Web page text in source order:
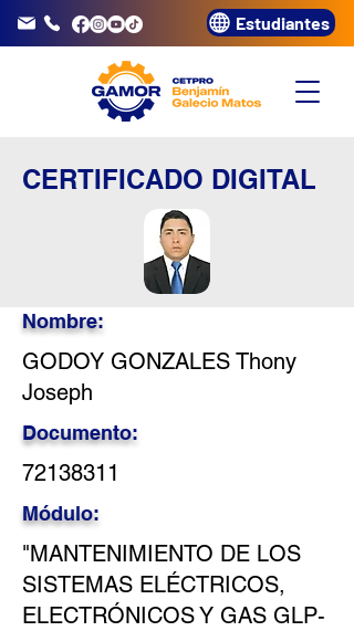
3320072 Estudiantes
CERTIFICADO DIGITAL
Nombre:
GODOY GONZALES Thony
Joseph
Documento:
72138311
Módulo:
"MANTENIMIENTO DE LOS
SISTEMAS ELÉCTRICOS,
ELECTRÓNICOS Y GAS GLP-